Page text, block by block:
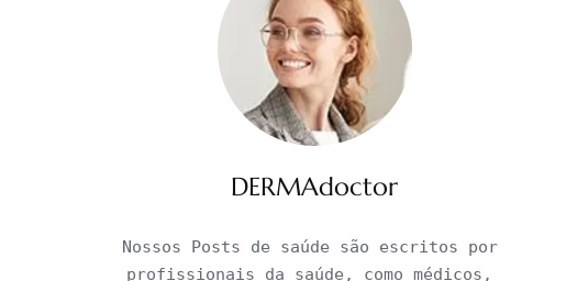
DERMAdoctor
Nossos Posts de saúde são escritos por
profissionais da saúde, como médicos,